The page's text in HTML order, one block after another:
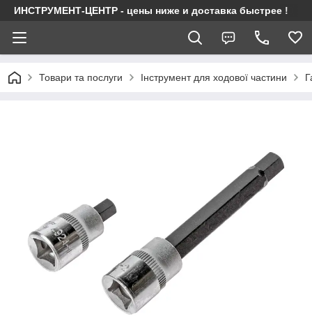
ИНСТРУМЕНТ-ЦЕНТР - цены ниже и доставка быстрее !
Товари та послуги Інструмент для ходової частини